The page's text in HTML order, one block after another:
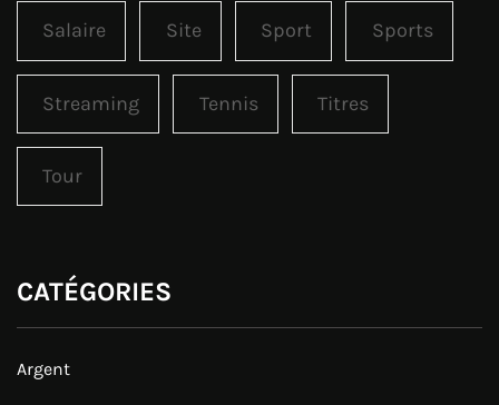
Salaire Site Sport Sports
Streaming Tennis Titres
Tour
CATÉGORIES
Argent